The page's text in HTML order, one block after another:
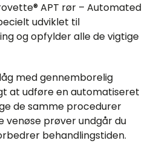
APT rør – Automated
udviklet til
og opfylder alle de vigtige
med gennemborelig
at udføre en automatiseret
de samme procedurer
prøver undgår du
behandlingstiden.